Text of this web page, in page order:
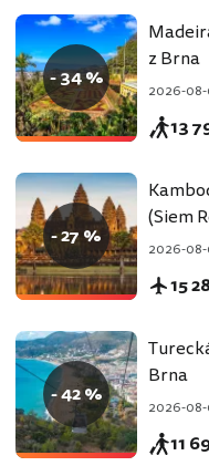
- 34 %
z Brna
2026-08-
13
- 27 %
(Siem
2026-08-
15
- 42 %
Brna
2026-
11